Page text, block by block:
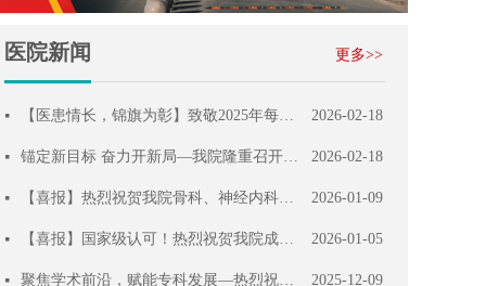
医院新闻
2026-02-18
넷 【医患情长，锦旗为彰】致敬2025年每一份珍贵的温柔回响！
2026-02-18
넷 锚定新目标 奋力开新局—我院隆重召开2025年度工作总结表彰大会
2026-01-09
넷 【喜报】热烈祝贺我院骨科、神经内科、医学影像科获评衡水市临床重点专科建设单位
2026-01-05
넷 【喜报】国家级认可！热烈祝贺我院成为中国近视防控能力建设联盟成员级单位！
2025-12-09
넷 聚焦学术前沿，赋能专科发展—热烈祝贺马应龙肛肠诊疗中心第六届双术交流活动在我院成功举办
更多>>